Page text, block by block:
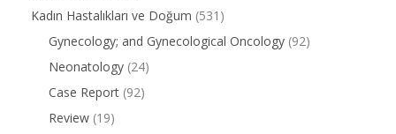
Kadın Hastalıkları ve Doğum (531)
Gynecology; and Gynecological Oncology (92)
Neonatology (24)
Case Report (92)
Review (19)